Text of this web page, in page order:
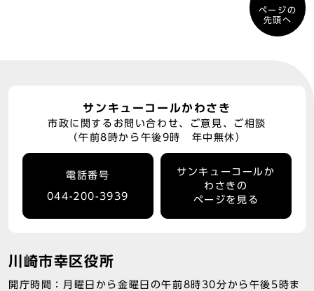
ページの
先頭へ
サンキューコールかわさき
市政に関するお問い合わせ、ご意見、ご相談
（午前8時から午後9時 年中無休）
電話番号
044-200-3939
サンキューコールか
わさきの
ページを見る
川崎市幸区役所
開庁時間：月曜日から金曜日の午前8時30分から午後5時ま